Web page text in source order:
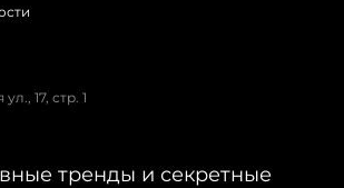
17, стр. 1
тренды и секретные